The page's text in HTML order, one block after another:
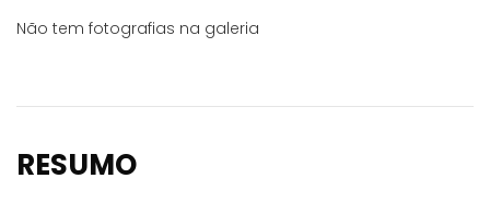
Não tem fotografias na galeria
RESUMO